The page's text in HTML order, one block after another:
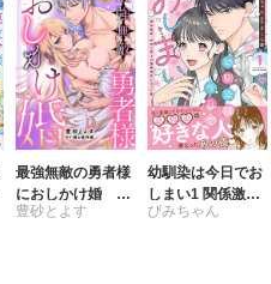
最強無敵の勇者様
におしかけ婚 義
実家に搾取されて
豊砂とよす
幼馴染は今日でお
しまい1 関係激
変。仲良し男子が
ぴみちゃん